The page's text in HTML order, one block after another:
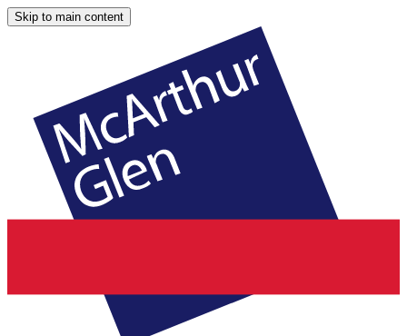
Skip to main content